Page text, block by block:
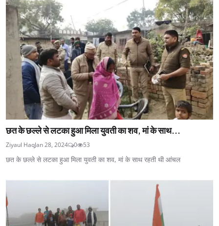
छत के छल्ले से लटका हुआ मिला युवती का शव, मां के साथ...
Ziyaul HaqJan 28, 2024 0 53
छत के छल्ले से लटका हुआ मिला युवती का शव, मां के साथ रहती थी आंचल